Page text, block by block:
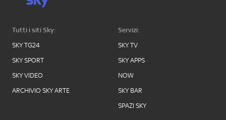
Tutti i siti Sky:
SKY TG24
SKY SPORT
SKY VIDEO
ARCHIVIO SKY ARTE
Servizi:
SKY TV
SKY APPS
NOW
SKY BAR
SPAZI SKY